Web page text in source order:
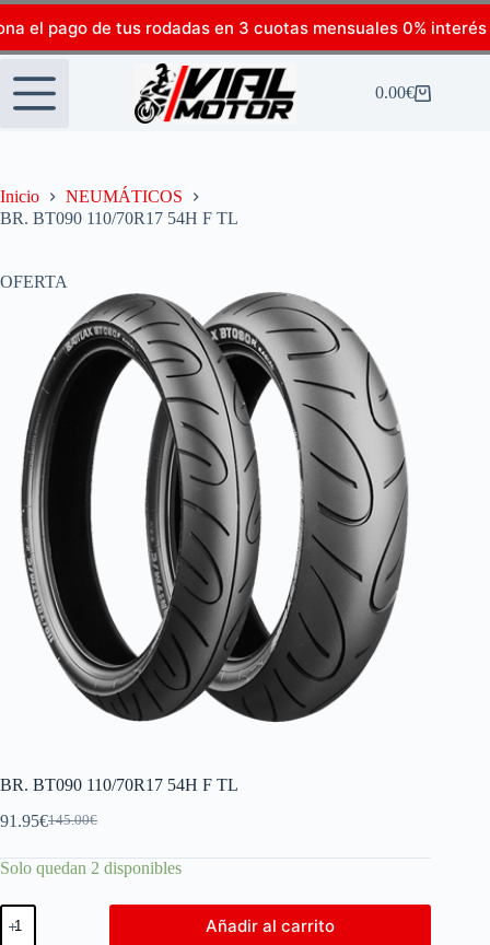
el pago de tus rodadas en 3 cuotas mensuales 0% interés
0.00€
Inicio
NEUMÁTICOS
BR. BT090 110/70R17 54H F TL
OFERTA
BR. BT090 110/70R17 54H F TL
145.00€
91.95€
Solo quedan 2 disponibles
Añadir al carrito